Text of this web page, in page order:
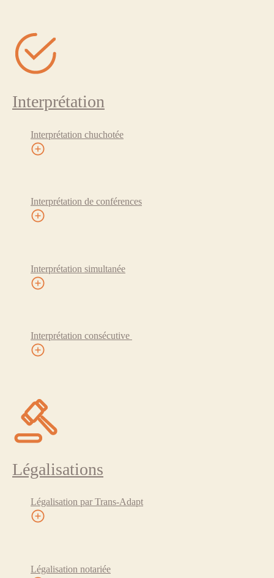
Interprétation
Interprétation chuchotée
Interprétation de conférences
Interprétation simultanée
Interprétation consécutive
Légalisations
Légalisation par Trans-Adapt
Légalisation notariée